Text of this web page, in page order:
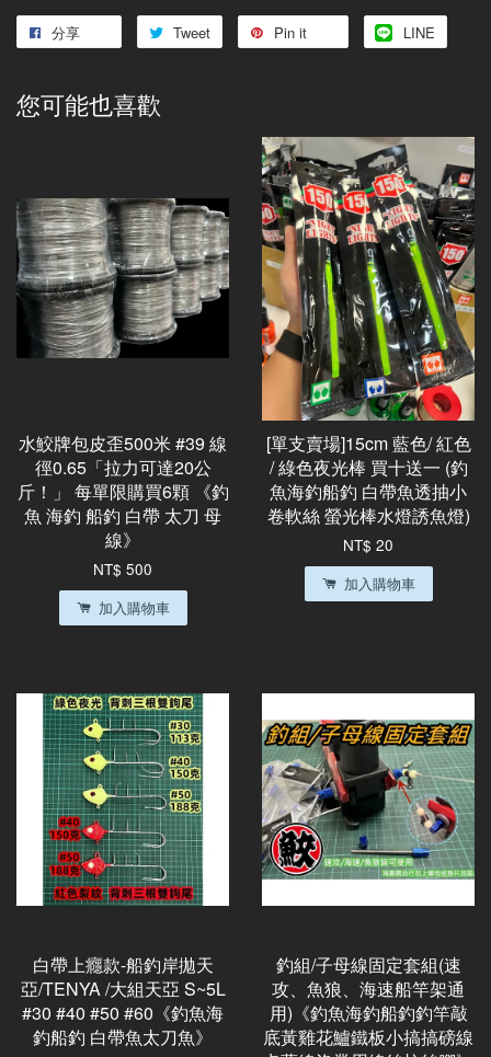
分享 Tweet Pin it LINE
您可能也喜歡
水鮫牌包皮歪500米 #39 線
徑0.65「拉力可達20公
斤！」 每單限購買6顆 《釣
魚 海釣 船釣 白帶 太刀 母
線》
NT$ 500
加入購物車
[單支賣場]15cm 藍色/ 紅色
/ 綠色夜光棒 買十送一 (釣
魚海釣船釣 白帶魚透抽小
卷軟絲 螢光棒水燈誘魚燈)
NT$ 20
加入購物車
白帶上癮款-船釣岸拋天
亞/TENYA /大組天亞 S~5L
#30 #40 #50 #60《釣魚海
釣船釣 白帶魚太刀魚》
釣組/子母線固定套組(速
攻、魚狼、海速船竿架通
用)《釣魚海釣船釣釣竿敲
底黃雞花鱸鐵板小搞搞磅線